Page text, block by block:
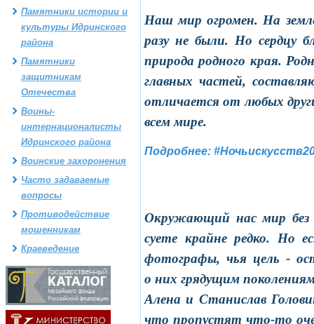
Памятники истории и
культуры Идринского
района
Памятники
защитникам
Отечества
Воины-
интернационалисты
Идринского района
Воинские захоронения
Часто задаваемые
вопросы
Противодействие
мошенникам
Краеведение
Наш мир огромен. На
разу не были. Но сердцу
природа родного края.
главных частей,
отличается от любых
всем мире.
Подробнее:
Окружающий нас мир без
суете крайне редко. Но
фотографы, чья цель -
о них грядущим
Алена и Станислав
что пропустят что-то